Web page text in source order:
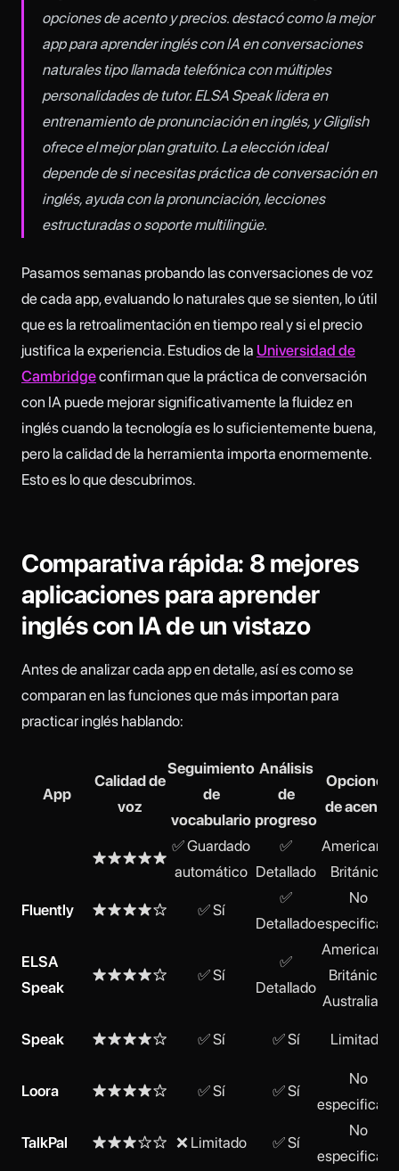
opciones de acento y precios. destacó como la mejor
app para aprender inglés con IA en conversaciones
naturales tipo llamada telefónica con múltiples
personalidades de tutor. ELSA Speak lidera en
entrenamiento de pronunciación en inglés, y Gliglish
ofrece el mejor plan gratuito. La elección ideal
depende de si necesitas práctica de conversación en
inglés, ayuda con la pronunciación, lecciones
estructuradas o soporte multilingüe.
Pasamos semanas probando las conversaciones de voz
de cada app, evaluando lo naturales que se sienten, lo útil
que es la retroalimentación en tiempo real y si el precio
justifica la experiencia. Estudios de la Universidad de
Cambridgeconfirman que la práctica de conversación
con IA puede mejorar significativamente la fluidez en
inglés cuando la tecnología es lo suficientemente buena,
pero la calidad de la herramienta importa enormemente.
Esto es lo que descubrimos.
Comparativa rápida: 8 mejores
aplicaciones para aprender
inglés con IA de un vistazo
Antes de analizar cada app en detalle, así es como se
comparan en las funciones que más importan para
practicar inglés hablando:
App
Calidad de
voz
Seguimiento
de
vocabulario
Análisis
de
progreso
Opciones
de acento
★★★★★
✅ Guardado
automático
✅
Detallado
Americano,
Británico
Fluently ★★★★☆ ✅ Sí
✅
Detallado
No
especificado
ELSA
Speak
★★★★☆ ✅ Sí
✅
Detallado
Americano,
Británico,
Australiano
Speak ★★★★☆ ✅ Sí ✅ Sí Limitado
Loora ★★★★☆ ✅ Sí ✅ Sí
No
especificado
TalkPal ★★★☆☆ ❌ Limitado ✅ Sí
No
especificado